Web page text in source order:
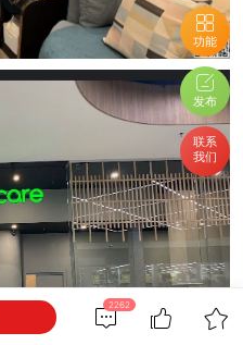
功能
发布
联系
我们
2262